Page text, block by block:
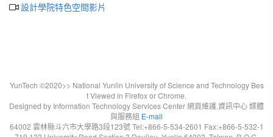
設計學院特色空間影片
YunTech ©2020>> National Yunlin University of Science and Technology Bes
t Viewed in Firefox or Chrome.
Designed by Information Technology Services Center 網頁維護.資訊中心 媒體
與服務組 E-mail
64002 雲林縣斗六市大學路3段123號 Tel:+866-5-534-2601 Fax:+866-5-532-1